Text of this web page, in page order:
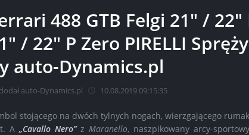
488 GTB Felgi 21" / 22"
/ 22" P Zero PIRELLI
auto-Dynamics.pl
dodał auto-Dynamics.pl 10.08.2019 09:15:35
stojącego na dwóch tylnych nogach, wierzgającego
A „Cavallo Nero” z Maranello, naszpikowany arcy-